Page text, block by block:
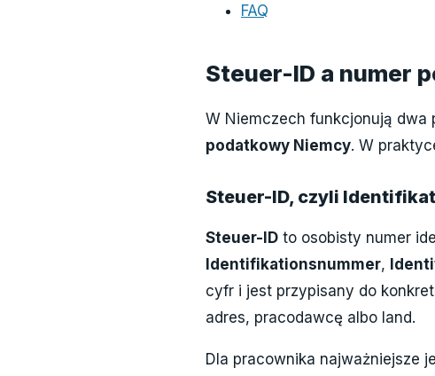
FAQ
Steuer-ID a numer
W Niemczech funkcjonują dwa
podatkowy Niemcy. W
Steuer-ID, czyli
Steuer-ID to osobisty numer
Identifikationsnummer,
cyfr i jest przypisany do
adres, pracodawcę albo land.
Dla pracownika najważniejsze